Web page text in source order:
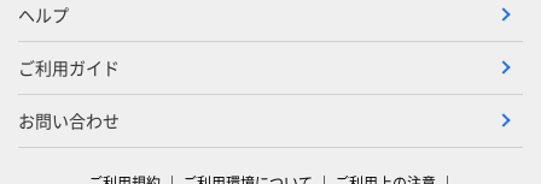
ヘルプ
ご利用ガイド
お問い合わせ